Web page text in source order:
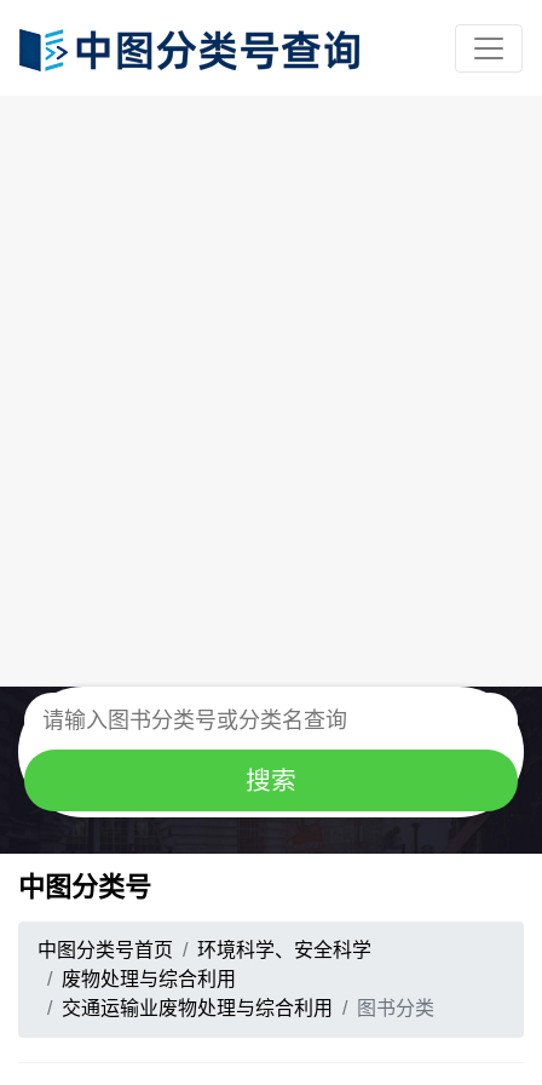
中图分类号
中图分类号首页
环境科学、安全科学
废物处理与综合利用
交通运输业废物处理与综合利用
图书分类